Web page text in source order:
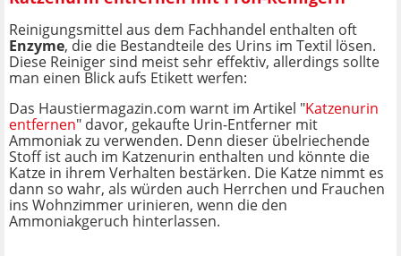
Reinigungsmittel aus dem Fachhandel enthalten oft
Enzyme, die die Bestandteile des Urins im Textil lösen.
Diese Reiniger sind meist sehr effektiv, allerdings sollte
man einen Blick aufs Etikett werfen:
Das Haustiermagazin.com warnt im Artikel "Katzenurin
entfernen" davor, gekaufte Urin-Entferner mit
Ammoniak zu verwenden. Denn dieser übelriechende
Stoff ist auch im Katzenurin enthalten und könnte die
Katze in ihrem Verhalten bestärken. Die Katze nimmt es
dann so wahr, als würden auch Herrchen und Frauchen
ins Wohnzimmer urinieren, wenn die den
Ammoniakgeruch hinterlassen.